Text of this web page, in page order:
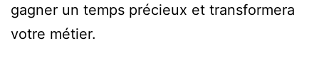
gagner un temps précieux et transformera
votre métier.